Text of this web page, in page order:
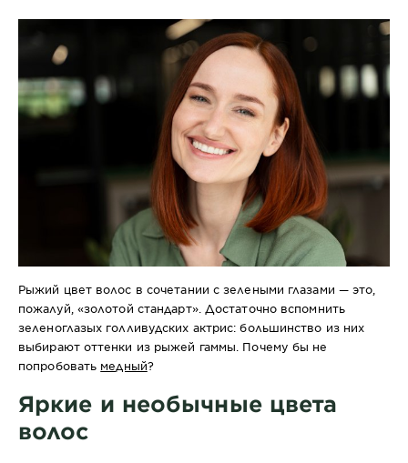
Рыжий цвет волос в сочетании с зелеными глазами — это,
пожалуй, «золотой стандарт». Достаточно вспомнить
зеленоглазых голливудских актрис: большинство из них
выбирают оттенки из рыжей гаммы. Почему бы не
попробовать медный?
Яркие и необычные цвета
волос